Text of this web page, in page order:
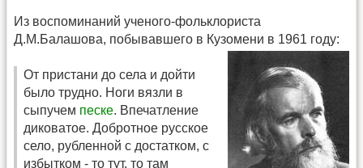
Из воспоминаний ученого-фольклориста
Д.М.Балашова, побывавшего в Кузомени в 1961 году:
От пристани до села и дойти
было трудно. Ноги вязли в
сыпучем песке. Впечатление
диковатое. Добротное русское
село, рубленной с достатком, с
избытком - то тут, то там